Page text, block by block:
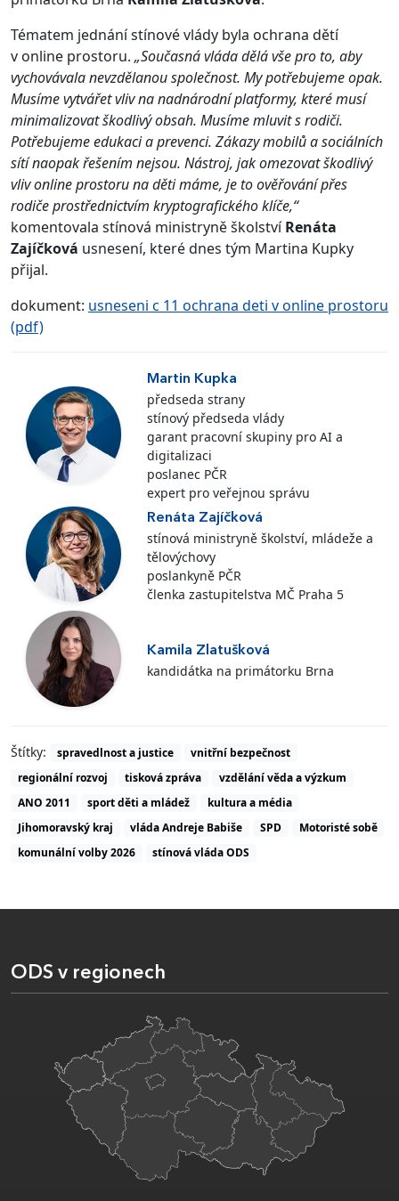
Tématem jednání stínové vlády byla ochrana dětí
v online prostoru. „Současná vláda dělá vše pro to, aby
vychovávala nevzdělanou společnost. My potřebujeme opak.
Musíme vytvářet vliv na nadnárodní platformy, které musí
minimalizovat škodlivý obsah. Musíme mluvit s rodiči.
Potřebujeme edukaci a prevenci. Zákazy mobilů a sociálních
sítí naopak řešením nejsou. Nástroj, jak omezovat škodlivý
vliv online prostoru na děti máme, je to ověřování přes
rodiče prostřednictvím kryptografického klíče,“
komentovala stínová ministryně školstvíRenáta
Zajíčková usnesení, které dnes tým Martina Kupky
přijal.
dokument: usneseni c 11 ochrana deti v online prostoru
(pdf)
Martin Kupka
předseda strany
stínový předseda vlády
garant pracovní skupiny pro AI a
digitalizaci
poslanec PČR
expert pro veřejnou správu
Renáta Zajíčková
stínová ministryně školství, mládeže a
tělovýchovy
poslankyně PČR
členka zastupitelstva MČ Praha 5
Kamila Zlatušková
kandidátka na primátorku Brna
Štítky: spravedlnost a justice
vnitřní bezpečnost
regionální rozvoj
tisková zpráva
vzdělání věda a výzkum
ANO 2011
sport děti a mládež
kultura a média
Jihomoravský kraj
vláda Andreje Babiše SPD
Motoristé sobě
komunální volby 2026
stínová vláda ODS
ODS v regionech